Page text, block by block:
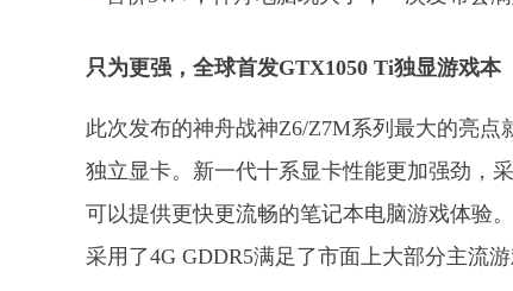
只为更强，全球首发GTX1050 Ti独显游戏本
此次发布的神舟战神Z6/Z7M系列最大的亮点
独立显卡。新一代十系显卡性能更加强劲，
可以提供更快更流畅的笔记本电脑游戏体验
采用了4G GDDR5满足了市面上大部分主流